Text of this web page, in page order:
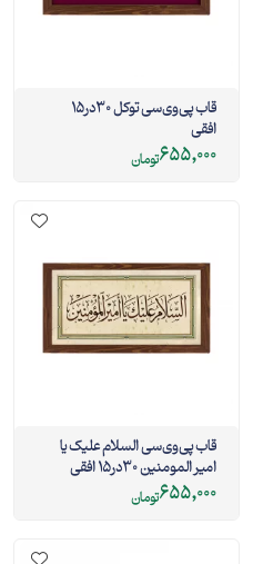
قاب پی‌وی‌سی توکل 30در15
افقی
655,000تومان
قاب پی‌وی‌سی السلام علیک یا
امیر المومنین 30در15 افقی
655,000تومان